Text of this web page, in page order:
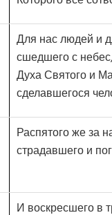
Для нас людей и
сшедшего с
Духа Святого и
сделавшегося
Распятого же за
страдавшего и
И воскресшего в